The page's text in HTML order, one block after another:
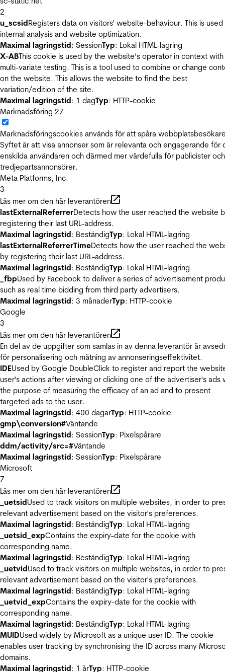
2
u_scsidRegisters data on visitors' website-behaviour. This is
internal analysis and website optimization.
Maximal lagringstid: SessionTyp: Lokal HTML-lagring
X-ABThis cookie is used by the website’s operator in context with
multi-variate testing. This is a tool used to combine or change
on the website. This allows the website to find the best
variation/edition of the site.
Maximal lagringstid: 1 dagTyp: HTTP-cookie
Marknadsföring 27
Marknadsföringscookies används för att spåra
Syftet är att visa annonser som är relevanta och engagerande för
enskilda användaren och därmed mer värdefulla för publicister och
tredjepartsannonsörer.
Meta Platforms, Inc.
3
Läs mer om den här leverantören
lastExternalReferrerDetects how the user reached the website
registering their last URL-address.
Maximal lagringstid: BeständigTyp: Lokal HTML-lagring
lastExternalReferrerTimeDetects how the user reached the
by registering their last URL-address.
Maximal lagringstid: BeständigTyp: Lokal HTML-lagring
_fbpUsed by Facebook to deliver a series of advertisement
such as real time bidding from third party advertisers.
Maximal lagringstid: 3 månaderTyp: HTTP-cookie
Google
3
Läs mer om den här leverantören
En del av de uppgifter som samlas in av denna leverantör är
för personalisering och mätning av annonseringseffektivitet.
IDEUsed by Google DoubleClick to register and report the
user's actions after viewing or clicking one of the advertiser's ads
the purpose of measuring the efficacy of an ad and to present
targeted ads to the user.
Maximal lagringstid: 400 dagarTyp: HTTP-cookie
gmp\conversion#Väntande
Maximal lagringstid: SessionTyp: Pixelspårare
ddm/activity/src=#Väntande
Maximal lagringstid: SessionTyp: Pixelspårare
Microsoft
7
Läs mer om den här leverantören
_uetsidUsed to track visitors on multiple websites, in order to
relevant advertisement based on the visitor's preferences.
Maximal lagringstid: BeständigTyp: Lokal HTML-lagring
_uetsid_expContains the expiry-date for the cookie with
corresponding name.
Maximal lagringstid: BeständigTyp: Lokal HTML-lagring
_uetvidUsed to track visitors on multiple websites, in order to
relevant advertisement based on the visitor's preferences.
Maximal lagringstid: BeständigTyp: Lokal HTML-lagring
_uetvid_expContains the expiry-date for the cookie with
corresponding name.
Maximal lagringstid: BeständigTyp: Lokal HTML-lagring
MUIDUsed widely by Microsoft as a unique user ID. The cookie
enables user tracking by synchronising the ID across many
domains.
Maximal lagringstid: 1 årTyp: HTTP-cookie